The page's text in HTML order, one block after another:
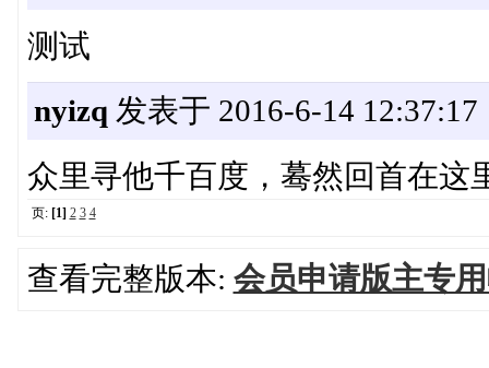
测试
nyizq 发表于 2016-6-14 12:37:17
众里寻他千百度，蓦然回首在这
页: [1] 2 3 4
查看完整版本: 会员申请版主专